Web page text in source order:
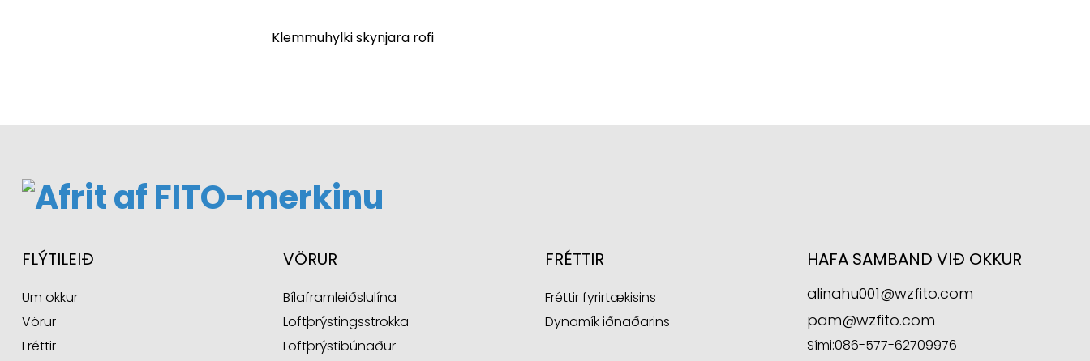
Klemmuhylki skynjara rofi
FLÝTILEIÐ
Um okkur
Vörur
Fréttir
VÖRUR
Bílaframleiðslulína
Loftþrýstingsstrokka
Loftþrýstibúnaður
FRÉTTIR
Fréttir fyrirtækisins
Dynamík iðnaðarins
HAFA SAMBAND VIÐ OKKUR
alinahu001@wzfito.com
pam@wzfito.com
Sími:086-577-62709976